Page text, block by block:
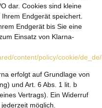
dar. Cookies sind kleine
Endgerät speichert.
Endgerät bis Sie eine
Einsatz von Klarna-
content/policy/cookie/
erfolgt auf Grundlage von
und Art. 6 Abs. 1 lit. b
Vertrags). Ein Widerruf
möglich.